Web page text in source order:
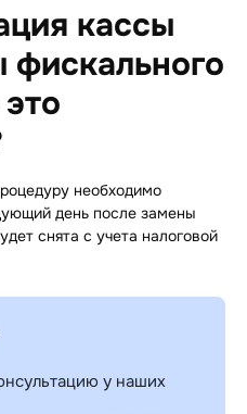
кассы
фискального
необходимо
день после замены
снята с учета налоговой
у наших